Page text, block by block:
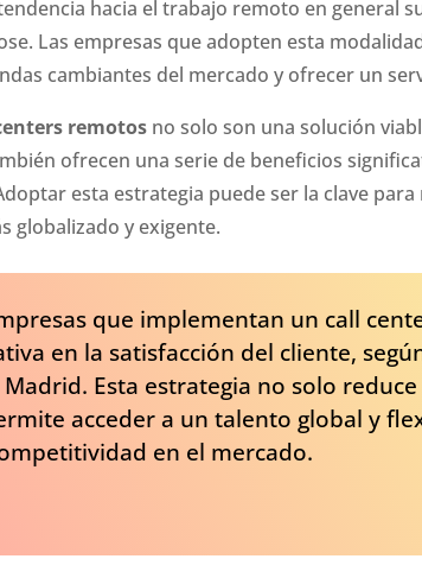
hacia el trabajo remoto en general
Las empresas que adopten esta
cambiantes del mercado y ofrecer un
remotos no solo son una solución
ofrecen una serie de beneficios
esta estrategia puede ser la clave
globalizado y exigente.
que implementan un call
en la satisfacción del cliente,
Esta estrategia no solo
acceder a un talento global y
en el mercado.